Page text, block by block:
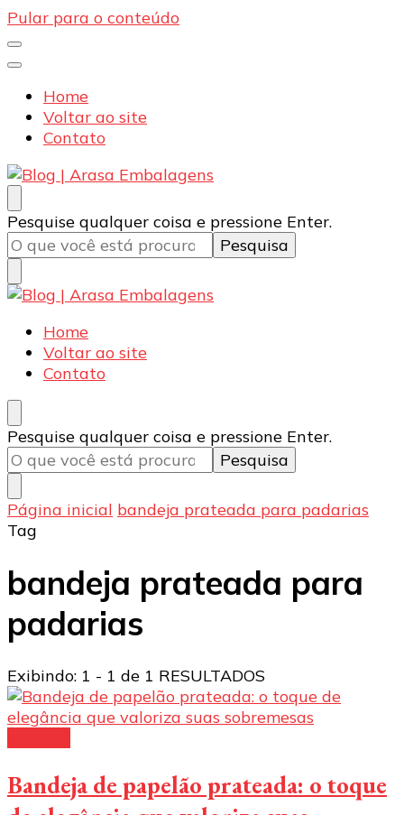
Pular para o conteúdo
Home
Voltar ao site
Contato
Blog | Arasa Embalagens
Confira conteúdos sobre embalagens para pizzas,
doces e salgados. Tudo para seu comércio com a
qualidade Arasa. Leia nossos conteúdos!
Procurando
algo?
Pesquise qualquer coisa e pressione Enter.
Blog | Arasa Embalagens
Confira conteúdos sobre embalagens para pizzas,
doces e salgados. Tudo para seu comércio com a
qualidade Arasa. Leia nossos conteúdos!
Home
Voltar ao site
Contato
Procurando
algo?
Pesquise qualquer coisa e pressione Enter.
Página inicial bandeja prateada para padarias
Tag
bandeja prateada para
padarias
Exibindo: 1 - 1 de 1 RESULTADOS
Bandeja de papelão prateada: o toque